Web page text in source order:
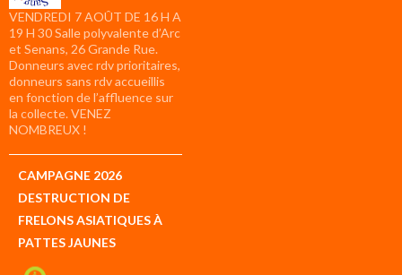
VENDREDI 7 AOÛT DE 16 H A
19 H 30 Salle polyvalente d’Arc
et Senans, 26 Grande Rue.
Donneurs avec rdv prioritaires,
donneurs sans rdv accueillis
en fonction de l’affluence sur
la collecte. VENEZ
NOMBREUX !
CAMPAGNE 2026
DESTRUCTION DE
FRELONS ASIATIQUES À
PATTES JAUNES